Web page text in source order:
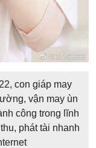
con giáp may
vận may ùn
công trong lĩnh
phát tài nhanh